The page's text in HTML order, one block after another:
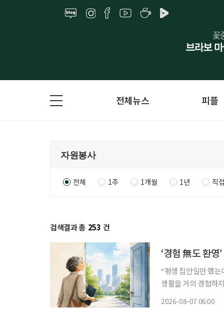
전체뉴스 피플
전체 1주 1개월 1년 직
검색결과 총 253 건
‘경험 無도 환영
“평생 집안일만 했
생활을 거의 경험하
2026-08-07 06:00